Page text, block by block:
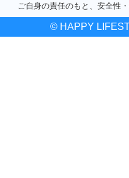
ご自身の責任のもと、安全性
© HAPPY